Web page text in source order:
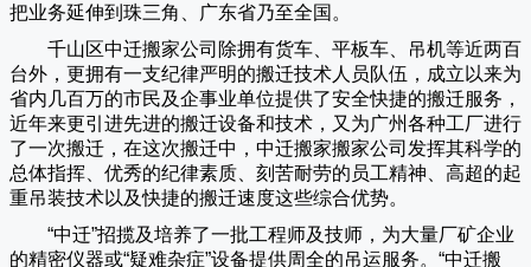
把业务延伸到珠三角、广东省乃至全国。
千山区中迁搬家公司除拥有货车、平板车、吊机等近两百
台外，更拥有一支纪律严明的搬迁技术人员队伍，成立以来为
省内几百万的市民及企事业单位提供了安全快捷的搬迁服务，
近年来更引进先进的搬迁设备和技术，又为广州各种工厂进行
了一次搬迁，在这次搬迁中， 中迁搬家搬家公司发挥其科学的
总体指挥、优秀的纪律素质、刻苦耐劳的员工精神、高超的起
重吊装技术以及快捷的搬迁速度这些综合优势。
“中迁”招揽及培养了一批工程师及技师，为大量厂矿企业
的精密仪器或“疑难杂症”设备提供周全的吊运服务。“中迁搬